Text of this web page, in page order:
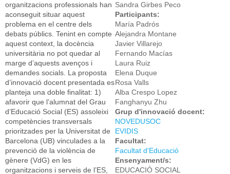
organitzacions professionals han
aconseguit situar aquest
problema en el centre dels
debats públics. Tenint en compte
aquest context, la docència
universitària no pot quedar al
marge d’aquests avenços i
demandes socials. La proposta
d’innovació docent presentada es
planteja una doble finalitat: 1)
afavorir que l’alumnat del Grau
d’Educació Social (ES) assoleixi
competències transversals
prioritzades per la Universitat de
Barcelona (UB) vinculades a la
prevenció de la violència de
gènere (VdG) en les
organitzacions i serveis de l’ES,
Sandra Girbes Peco
Participants:
María Padrós
Alejandra Montane
Javier Villarejo
Fernando Macías
Laura Ruiz
Elena Duque
Rosa Valls
Alba Crespo Lopez
Fanghanyu Zhu
Grup d'innovació docent:
NOVEDUSOC
EVIDIS
Facultat:
Facultat d'Educació
Ensenyament/s:
EDUCACIÓ SOCIAL